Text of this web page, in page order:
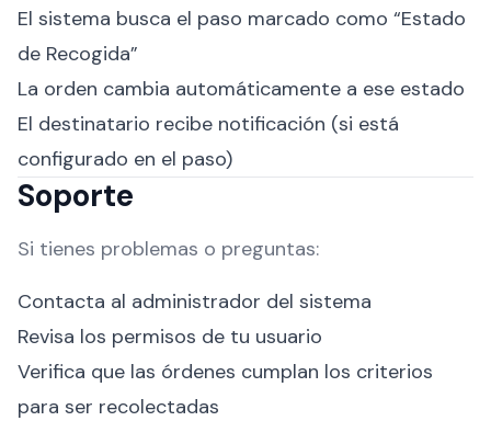
El sistema busca el paso marcado como “Estado
de Recogida”
La orden cambia automáticamente a ese estado
El destinatario recibe notificación (si está
configurado en el paso)
Soporte
Si tienes problemas o preguntas:
Contacta al administrador del sistema
Revisa los permisos de tu usuario
Verifica que las órdenes cumplan los criterios
para ser recolectadas